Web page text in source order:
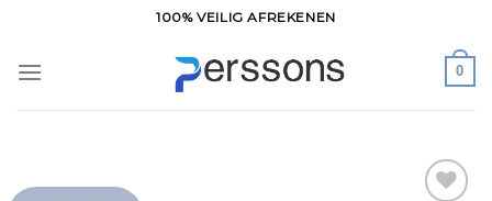
inhoud
100% VEILIG AFREKENEN
0